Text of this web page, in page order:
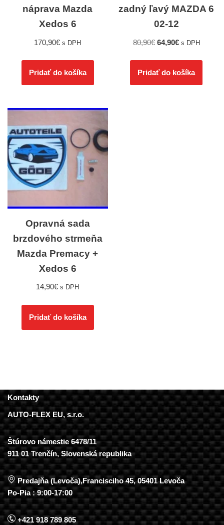
náprava Mazda
Xedos 6
170,90€ s DPH
Pridať do košíka
zadný ľavý MAZDA 6
02-12
80,90€ 64,90€ s DPH
Pridať do košíka
Opravná sada
brzdového strmeňa
Mazda Premacy +
Xedos 6
14,90€ s DPH
Pridať do košíka
Kontakty
AUTO-FLEX EU, s.r.o.
Štúrovo námestie 6478/11
911 01 Trenčín, Slovenská republika
Predajňa (Levoča),Francisciho 45, 05401 Levoča
Po-Pia : 9:00-17:00
+421 918 789 805